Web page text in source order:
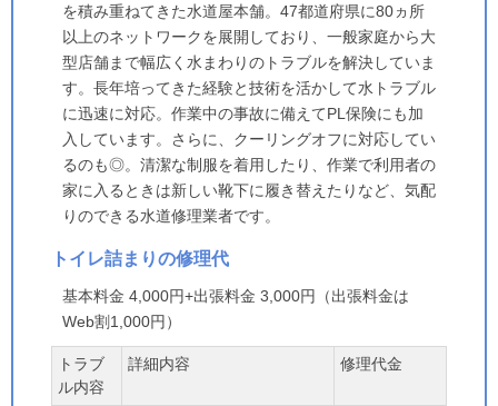
を積み重ねてきた水道屋本舗。47都道府県に80ヵ所
以上のネットワークを展開しており、一般家庭から大
型店舗まで幅広く水まわりのトラブルを解決していま
す。長年培ってきた経験と技術を活かして水トラブル
に迅速に対応。作業中の事故に備えてPL保険にも加
入しています。さらに、クーリングオフに対応してい
るのも◎。清潔な制服を着用したり、作業で利用者の
家に入るときは新しい靴下に履き替えたりなど、気配
りのできる水道修理業者です。
トイレ詰まりの修理代
基本料金 4,000円+出張料金 3,000円（出張料金は
Web割1,000円）
トラブ
ル内容
詳細内容 修理代金